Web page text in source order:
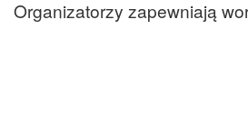
Organizatorzy zapewniają